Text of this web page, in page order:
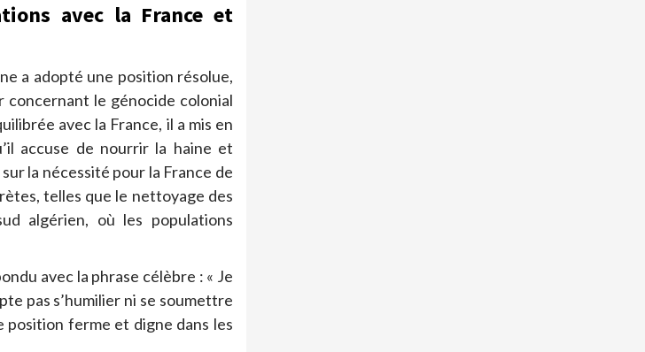
avec la France et
a adopté une position résolue,
concernant le génocide colonial
avec la France, il a mis en
accuse de nourrir la haine et
la nécessité pour la France de
telles que le nettoyage des
algérien, où les populations
avec la phrase célèbre : « Je
pas s’humilier ni se soumettre
position ferme et digne dans les